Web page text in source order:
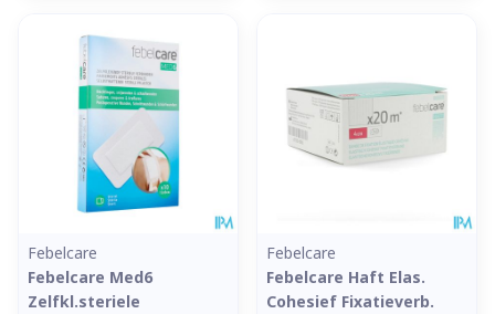
Febelcare
Febelcare Med6
Zelfkl.steriele
Febelcare
Febelcare Haft Elas.
Cohesief Fixatieverb.